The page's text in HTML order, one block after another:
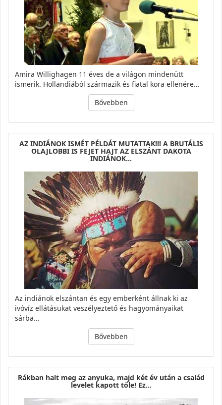
Amira Willighagen 11 éves de a világon mindenütt
ismerik. Hollandiából származik és fiatal kora ellenére…
Bővebben
AZ INDIÁNOK ISMÉT PÉLDÁT MUTATTAK!!! A BRUTÁLIS
OLAJLOBBI IS FEJET HAJT AZ ELSZÁNT DAKOTA
INDIÁNOK…
Az indiánok elszántan és egy emberként állnak ki az
ivóvíz ellátásukat veszélyeztető és hagyományaikat
sárba…
Bővebben
Rákban halt meg az anyuka, majd két év után a család
levelet kapott tőle! Ez…